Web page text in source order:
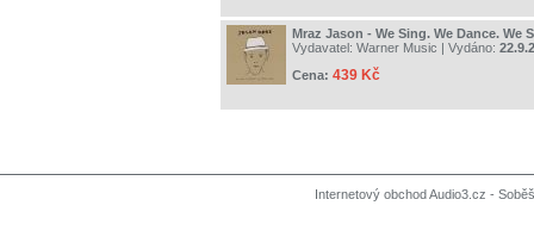
Mraz Jason - We Sing. We Dance. We
Vydavatel: Warner Music | Vydáno:
Cena: 439 Kč
Internetový obchod Audio3.cz -